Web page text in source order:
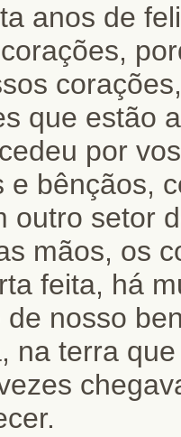
anos de
que estão
por
e bênçãos,
outro setor
mãos, os
feita, há
de nosso
na terra